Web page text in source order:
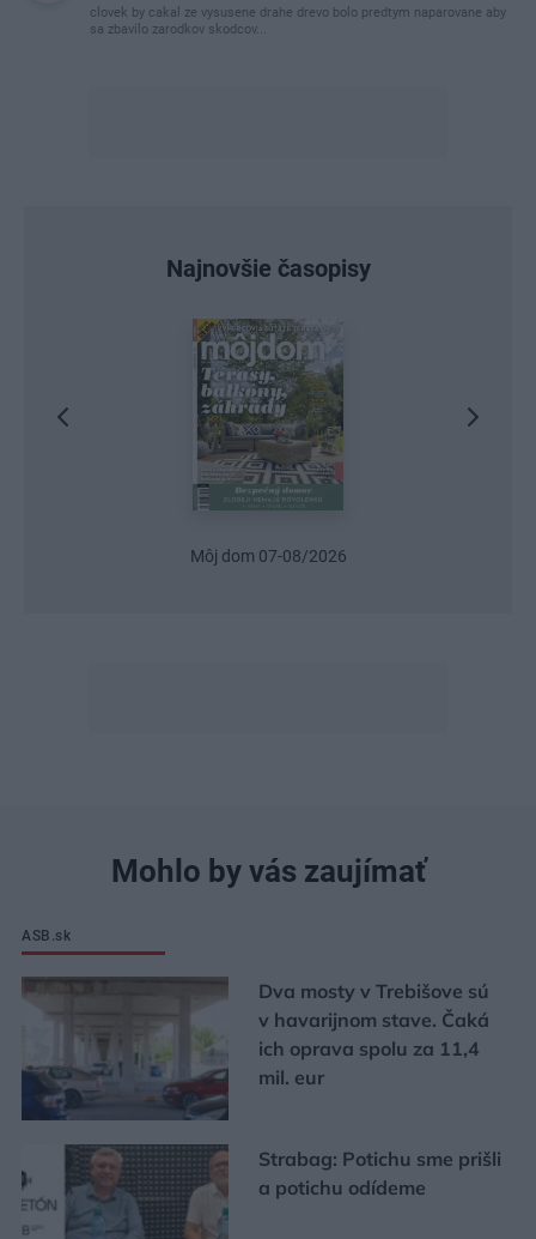
clovek by cakal ze vysusene drahe drevo bolo predtym naparovane aby
sa zbavilo zarodkov skodcov...
Najnovšie časopisy
Môj dom 07-08/2026
Mohlo by vás zaujímať
ASB.sk
Dva mosty v Trebišove sú
v havarijnom stave. Čaká
ich oprava spolu za 11,4
mil. eur
Strabag: Potichu sme prišli
a potichu odídeme